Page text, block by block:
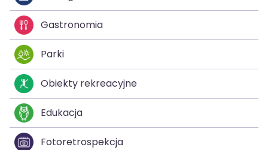
Gastronomia
Parki
Obiekty rekreacyjne
Edukacja
Fotoretrospekcja